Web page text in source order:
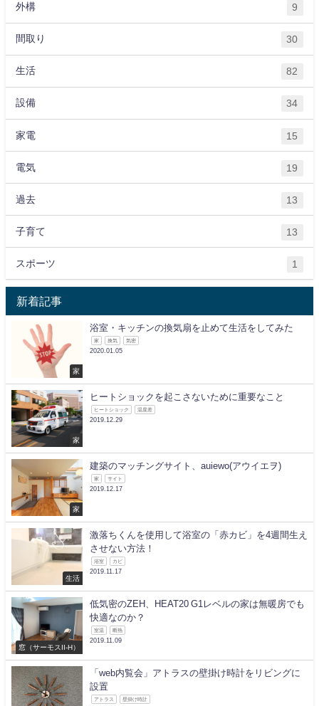
外構 9
間取り 30
生活 82
設備 34
家電 15
電気 19
過去 13
子育て 13
スポーツ 1
新着記事
家
浴室・キッチンの換気扇を止めて生活をしてみた
家 換気 気密
2020.01.05
家
ヒートショックを起こさないために重要なこと
ヒートショック 温度差
2019.12.29
家
建築のマッチングサイト、auiewo(アウイエヲ)
家 サイト
2019.12.17
生活
激落ちくんを使用して浴室の「赤カビ」を4週間生え
させない方法！
浴室 カビ
2019.11.17
窓（サーモスII-H）
低気密のZEH、HEAT20 G1レベルの家は無暖房でも
快適なのか？
室温 断熱
2019.11.09
「web内覧会」アトラスの壁掛け時計をリビングに
設置
アトラス 壁掛け時計